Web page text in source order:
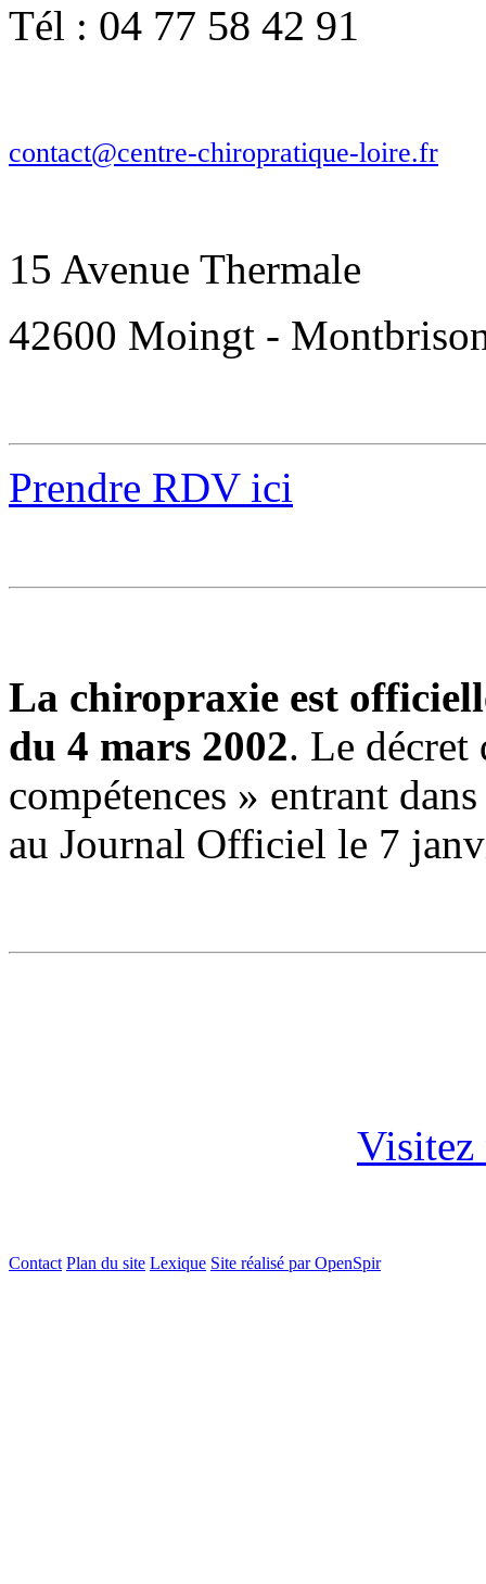
Tél : 04 77 58 42 91
contact@centre-chiropratique-loire.fr
15 Avenue Thermale
42600 Moingt -
Prendre RDV ici
La chiropraxie est
du 4 mars 2002. Le décret
compétences » entrant
au Journal Officiel le 7
Visitez
Contact Plan du site Lexique Site réalisé par OpenSpir